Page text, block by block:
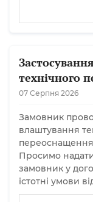
технічного
07 Серпня 2026
Замовник
влаштування
переоснащення
Просимо
замовник у
істотні умови